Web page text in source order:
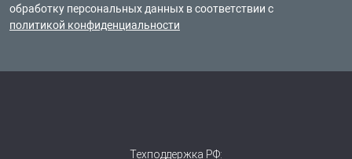
обработку персональных данных в соответствии с
политикой конфиденциальности
Техподдержка РФ: